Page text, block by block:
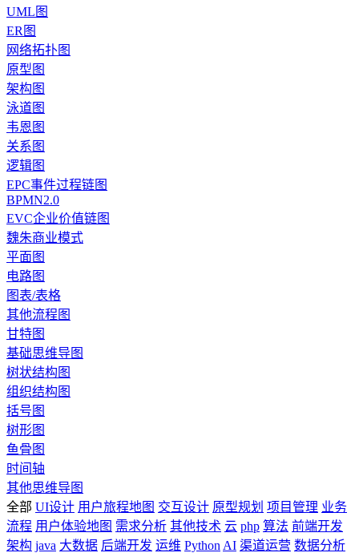
UML图
ER图
网络拓扑图
原型图
架构图
泳道图
韦恩图
关系图
逻辑图
EPC事件过程链图
BPMN2.0
EVC企业价值链图
魏朱商业模式
平面图
电路图
图表/表格
其他流程图
甘特图
基础思维导图
树状结构图
组织结构图
括号图
树形图
鱼骨图
时间轴
其他思维导图
全部 UI设计 用户旅程地图 交互设计 原型规划 项目管理 业务
流程 用户体验地图 需求分析 其他技术 云 php 算法 前端开发
架构 java 大数据 后端开发 运维 Python AI 渠道运营 数据分析